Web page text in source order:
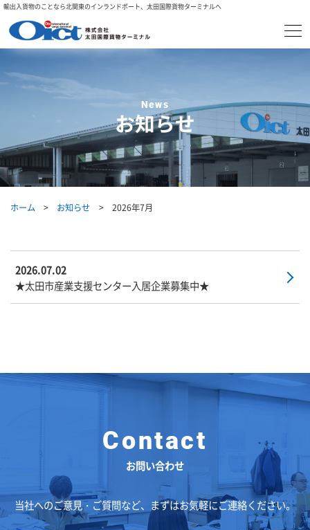
輸出入貨物のことなら北関東のインランドポート、太田国際貨物ターミナルへ
お知らせ
ホーム お知らせ 2026年7月
2026.07.02
★太田市産業支援センター入居企業募集中★
お問い合わせ
当社へのご意見・ご質問など、まずはお気軽にご連絡ください。